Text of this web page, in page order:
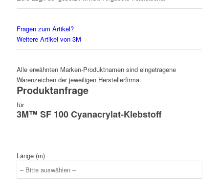
Fragen zum Artikel?
Weitere Artikel von 3M
Alle erwähnten Marken-Produktnamen sind eingetragene
Warenzeichen der jeweiligen Herstellerfirma.
Produktanfrage
für
3M™ SF 100 Cyanacrylat-Klebstoff
Länge (m)